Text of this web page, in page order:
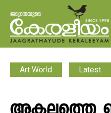
Art World Latest